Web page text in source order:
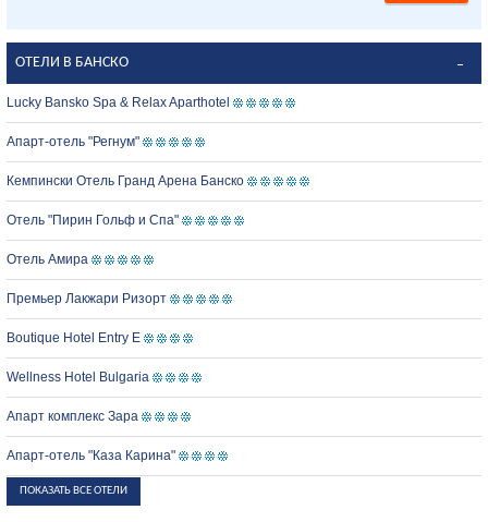
ОТЕЛИ В БАНСКО
Lucky Bansko Spa & Relax Aparthotel
Апарт-отель "Регнум"
Кемпински Отель Гранд Арена Банско
Отель "Пирин Гольф и Спа"
Отель Амира
Премьер Лакжари Ризорт
Boutique Hotel Entry E
Wellness Hotel Bulgaria
Апарт комплекс Зара
Апарт-отель "Каза Карина"
ПОКАЗАТЬ ВСЕ ОТЕЛИ